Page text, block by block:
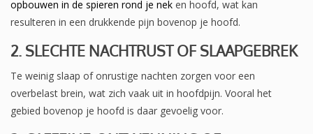
opbouwen in de spieren rond je nek en hoofd, wat kan
resulteren in een drukkende pijn bovenop je hoofd.
2. SLECHTE NACHTRUST OF SLAAPGEBREK
Te weinig slaap of onrustige nachten zorgen voor een
overbelast brein, wat zich vaak uit in hoofdpijn. Vooral het
gebied bovenop je hoofd is daar gevoelig voor.